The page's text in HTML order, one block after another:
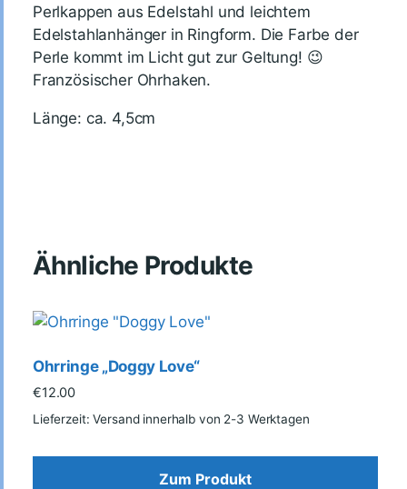
Perlkappen aus Edelstahl und leichtem
Edelstahlanhänger in Ringform. Die Farbe der
Perle kommt im Licht gut zur Geltung! 😉
Französischer Ohrhaken.
Länge: ca. 4,5cm
Ähnliche Produkte
Ohrringe „Doggy Love“
€12.00
Lieferzeit: Versand innerhalb von 2-3 Werktagen
Zum Produkt